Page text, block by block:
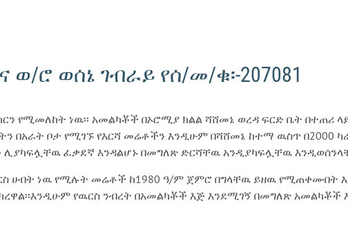
ወ/ሮ ወሰኔ ገብራይ የሰ/መ/ቁ፡-207081
የሚመለከት ነዉ፡፡ አመልካቾች በኦሮሚያ ክልል ሻሸመኔ ወረዳ ፍርድ ቤት በተጠሪ
በአራት ቦታ የሚገኙ የእርሻ መሬቶችን እንዲሁም በሻሸመኔ ከተማ ዉስጥ በ2000
ሊያካፍሏቸዉ ፈቃደኛ እንዳልሆኑ በመግለጽ ድርሻቸዉ አንዲያካፍሏቸዉ
ሀብት ነዉ የሚሉት መሬቶች ከ1980 ዓ/ም ጀምሮ በግላቸዉ ይዘዉ የሚጠቀሙበት
የዉርስ ንብረት በአመልካቾች እጅ እንደሚገኝ በመግለጽ አመልካቾች